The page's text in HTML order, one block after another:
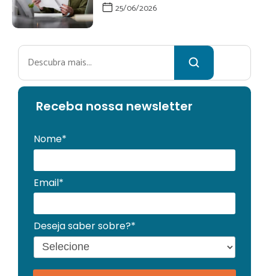
25/06/2026
Pesquisar
Receba nossa newsletter
Nome*
Email*
Deseja saber sobre?*